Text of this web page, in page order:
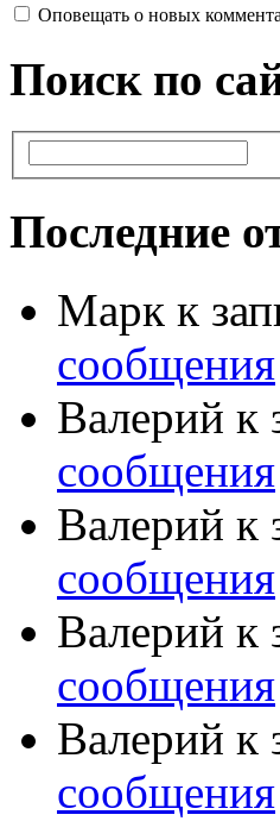
Оповещать о новых
Поиск по
Последние
Марк к
сообщения
Валерий к
сообщения
Валерий к
сообщения
Валерий к
сообщения
Валерий к
сообщения